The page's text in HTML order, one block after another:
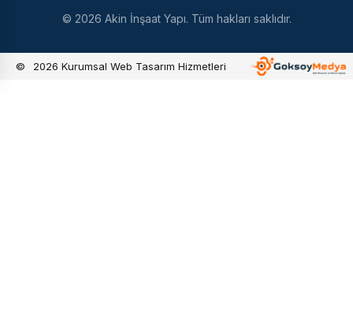
© 2026 Akin İnşaat Yapı. Tüm hakları saklıdır.
© 2026 Kurumsal Web Tasarım Hizmetleri